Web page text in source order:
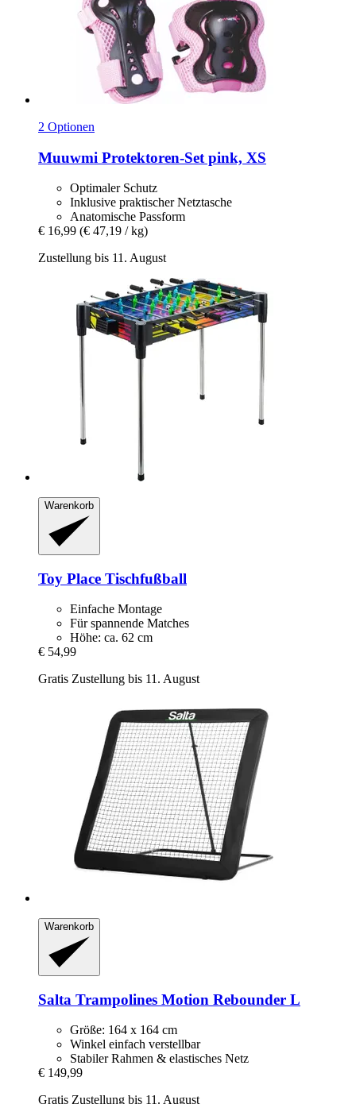
2 Optionen
Muuwmi Protektoren-​Set pink, XS
Optimaler Schutz
Inklusive praktischer Netztasche
Anatomische Passform
€ 16,99 (€ 47,19 / kg)
Zustellung bis 11. August
Warenkorb
Toy Place Tischfußball
Einfache Montage
Für spannende Matches
Höhe: ca. 62 cm
€ 54,99
Gratis Zustellung bis 11. August
Warenkorb
Salta Trampolines Motion Rebounder L
Größe: 164 x 164 cm
Winkel einfach verstellbar
Stabiler Rahmen & elastisches Netz
€ 149,99
Gratis Zustellung bis 11. August